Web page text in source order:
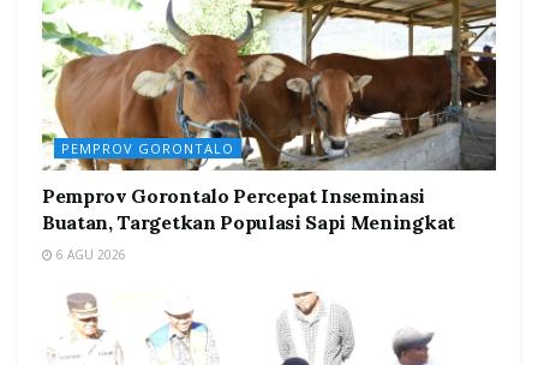
PEMPROV GORONTALO
Pemprov Gorontalo Percepat Inseminasi
Buatan, Targetkan Populasi Sapi Meningkat
6 AGU 2026